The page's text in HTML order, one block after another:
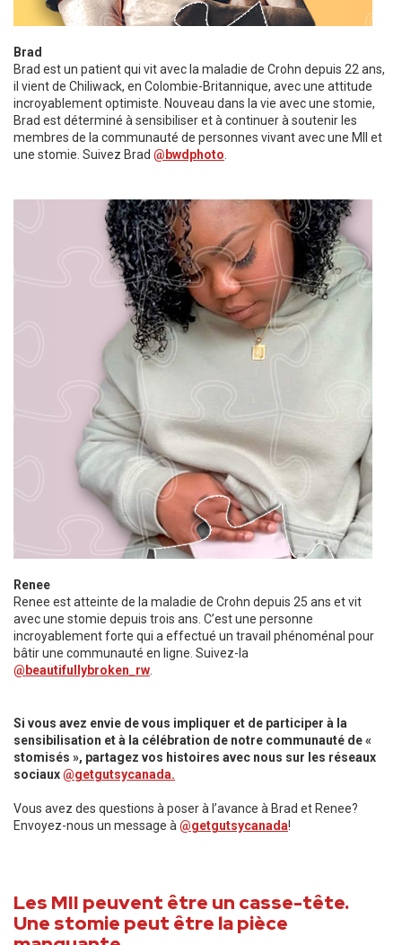
Brad
Brad est un patient qui vit avec la maladie de Crohn depuis 22 ans,
il vient de Chiliwack, en Colombie-Britannique, avec une attitude
incroyablement optimiste. Nouveau dans la vie avec une stomie,
Brad est déterminé à sensibiliser et à continuer à soutenir les
membres de la communauté de personnes vivant avec une MII et
une stomie. Suivez Brad @bwdphoto
Renee
Renee est atteinte de la maladie de Crohn depuis 25 ans et vit
avec une stomie depuis trois ans. C’est une personne
incroyablement forte qui a effectué un travail phénoménal pour
bâtir une communauté en ligne. Suivez-la
@beautifullybroken_rw
Si vous avez envie de vous impliquer et de participer à la
sensibilisation et à la célébration de notre communauté de «
stomisés », partagez vos histoires avec nous sur les réseaux
sociaux@getgutsycanada.
Vous avez des questions à poser à l’avance à Brad et Renee?
Envoyez-nous un message à @getgutsycanada!
Les MII peuvent être un casse-tête.
Une stomie peut être la pièce